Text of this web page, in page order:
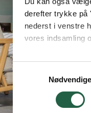
derefter trykke på
nederst i venstre
vores indsamling
Få flere
Samtykkevalg
Nødvendige